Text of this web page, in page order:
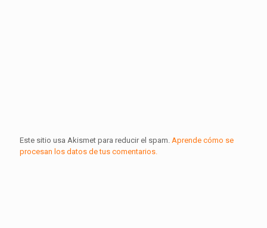
Este sitio usa Akismet para reducir el spam. Aprende cómo se
procesan los datos de tus comentarios.